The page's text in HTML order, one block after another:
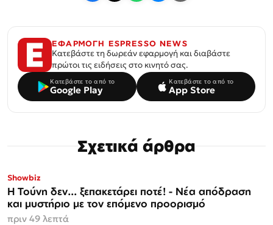
ΕΦΑΡΜΟΓΗ ESPRESSO NEWS
Κατεβάστε τη δωρεάν εφαρμογή και διαβάστε
πρώτοι τις ειδήσεις στο κινητό σας.
Κατεβάστε το από το
Google Play
Κατεβάστε το από το
App Store
Σχετικά άρθρα
Showbiz
Η Τούνη δεν... ξεπακετάρει ποτέ! - Νέα απόδραση
και μυστήριο με τον επόμενο προορισμό
πριν 49 λεπτά